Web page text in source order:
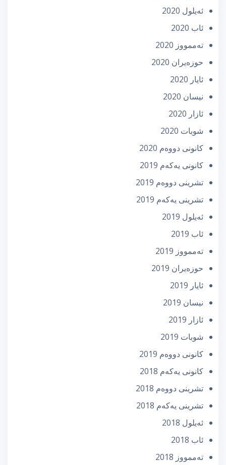
ئه‌یلول 2020
ئاب 2020
تەممووز 2020
حوزه‌یران 2020
ئایار 2020
نیسان 2020
ئازار 2020
شوبات 2020
كانونی دووه‌م 2020
كانونی یه‌كه‌م 2019
تشرینی دووه‌م 2019
تشرینی یه‌كه‌م 2019
ئه‌یلول 2019
ئاب 2019
تەممووز 2019
حوزه‌یران 2019
ئایار 2019
نیسان 2019
ئازار 2019
شوبات 2019
كانونی دووه‌م 2019
كانونی یه‌كه‌م 2018
تشرینی دووه‌م 2018
تشرینی یه‌كه‌م 2018
ئه‌یلول 2018
ئاب 2018
تەممووز 2018